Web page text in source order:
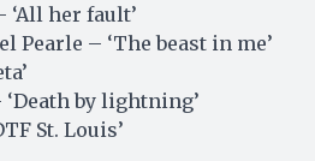
‘All her fault’
Pearle – ‘The beast in me’
by lightning’
St. Louis’